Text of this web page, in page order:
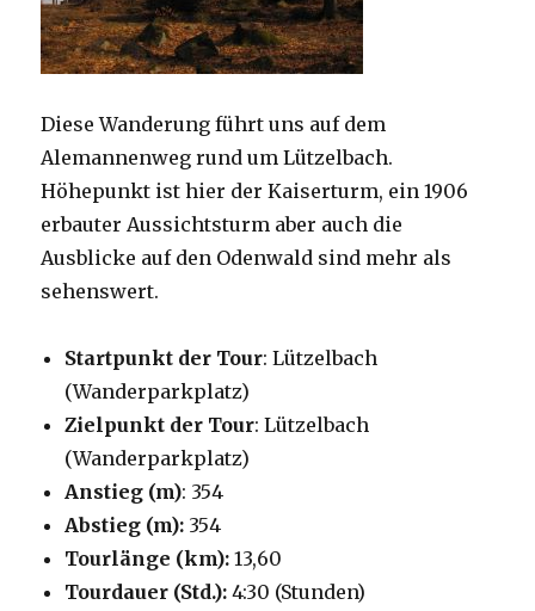
Diese Wanderung führt uns auf dem
Alemannenweg rund um Lützelbach.
Höhepunkt ist hier der Kaiserturm, ein 1906
erbauter Aussichtsturm aber auch die
Ausblicke auf den Odenwald sind mehr als
sehenswert.
Startpunkt der Tour: Lützelbach
(Wanderparkplatz)
Zielpunkt der Tour: Lützelbach
(Wanderparkplatz)
Anstieg (m): 354
Abstieg (m): 354
Tourlänge (km):13,60
Tourdauer (Std.): 4:30 (Stunden)